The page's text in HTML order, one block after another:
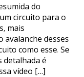
do
circuito para o
mais
avalanche desses
como esse. Se
detalhada é
vídeo […]